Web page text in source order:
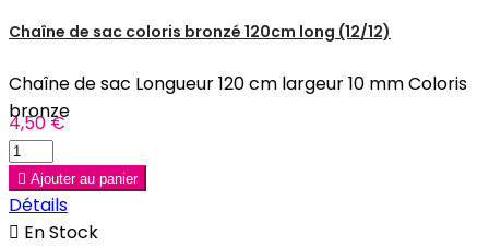
Chaîne de sac coloris bronzé 120cm long (12/12)
Chaîne de sac Longueur 120 cm largeur 10 mm Coloris
bronze
4,50 €
 Ajouter au panier
Détails
 En Stock